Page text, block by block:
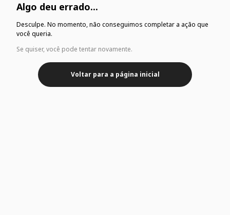
Algo deu errado...
Desculpe. No momento, não conseguimos completar a ação que
você queria.
Se quiser, você pode tentar novamente.
Voltar para a página inicial